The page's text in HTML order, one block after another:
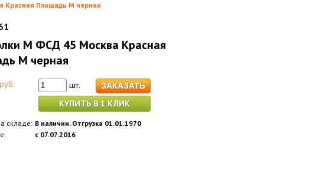
Красная Площадь M черная
M ФСД 45 Москва Красная
M черная
шт.
КУПИТЬ В 1 КЛИК
складе: В наличии. Отгрузка 01.01.1970
с 07.07.2016